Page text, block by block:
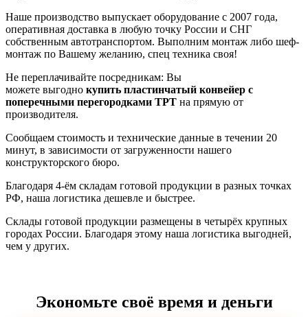
Наше производство выпускает оборудование с 2007 года,
оперативная доставка в любую точку России и СНГ
собственным автотранспортом. Выполним монтаж либо шеф-
монтаж по Вашему желанию, спец техника своя!
Не переплачивайте посредникам: Вы
можете выгодно купить пластинчатый конвейер с
поперечными перегородками TPT на прямую от
производителя.
Сообщаем стоимость и технические данные в течении 20
минут, в зависимости от загруженности нашего
конструкторского бюро.
Благодаря 4-ём складам готовой продукции в разных точках
РФ, наша логистика дешевле и быстрее.
Склады готовой продукции размещены в четырёх крупных
городах России. Благодаря этому наша логистика выгодней,
чем у других.
Экономьте своё время и деньги